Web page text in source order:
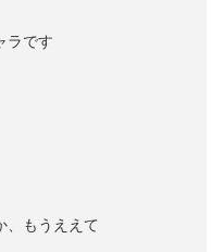
ラです
、もうええて